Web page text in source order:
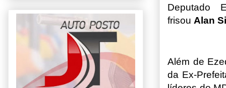
Deputado
frisou Alan
Além de
da Ex-